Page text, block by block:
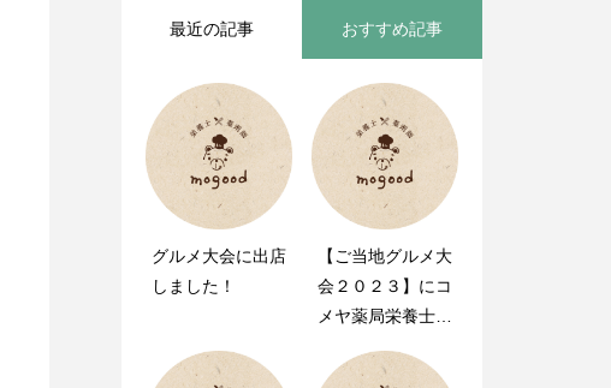
最近の記事 おすすめ記事
グルメ大会に出店
しました！
【ご当地グルメ大
会２０２３】にコ
メヤ薬局栄養士が
mogood（モグ
ゥ）の公式サイト